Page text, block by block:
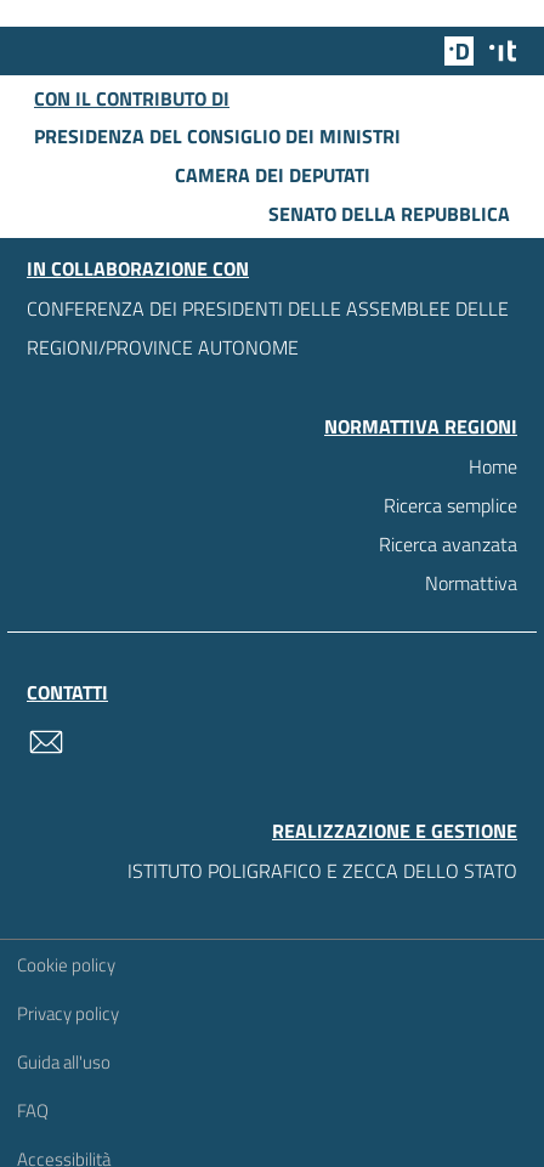
Team
CON IL CONTRIBUTO DI
PRESIDENZA DEL CONSIGLIO DEI MINISTRI
CAMERA DEI DEPUTATI
SENATO DELLA REPUBBLICA
IN COLLABORAZIONE CON
CONFERENZA DEI PRESIDENTI DELLE ASSEMBLEE DELLE
REGIONI/PROVINCE AUTONOME
NORMATTIVA REGIONI
Home
Ricerca semplice
Ricerca avanzata
Normattiva
CONTATTI
REALIZZAZIONE E GESTIONE
ISTITUTO POLIGRAFICO E ZECCA DELLO STATO
Sezione Link Utili
Cookie policy
Privacy policy
Guida all'uso
FAQ
Accessibilità